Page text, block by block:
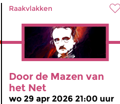
Raakvlakken
Door de Mazen van
het Net
wo 29 apr 2026 21:00 uur